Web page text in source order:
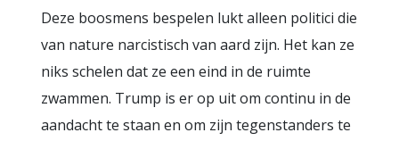
Deze boosmens bespelen lukt alleen politici die
van nature narcistisch van aard zijn. Het kan ze
niks schelen dat ze een eind in de ruimte
zwammen. Trump is er op uit om continu in de
aandacht te staan en om zijn tegenstanders te